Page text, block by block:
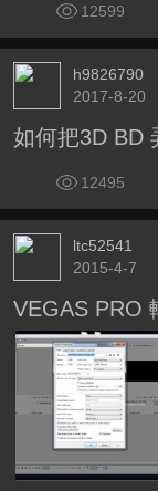
12599
h9826790
2017-8-20
如何把3D BD
12495
ltc52541
2015-4-7
VEGAS PRO